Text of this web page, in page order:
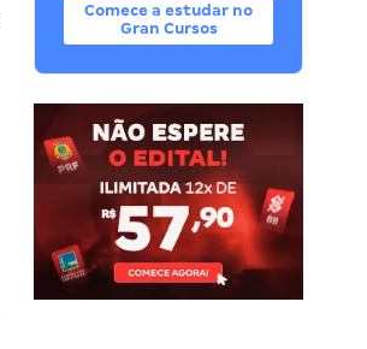
Comece a estudar no
Gran Cursos